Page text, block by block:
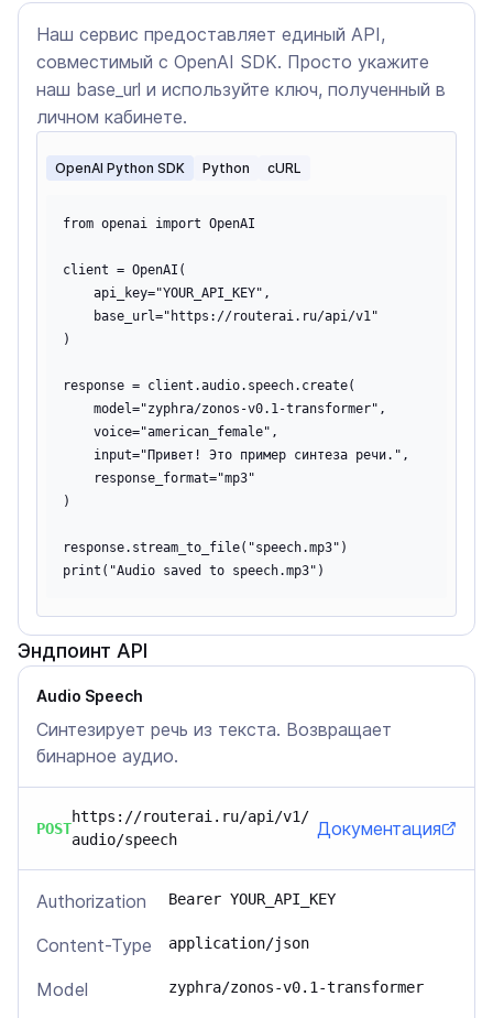
Наш сервис предоставляет единый API,
совместимый с OpenAI SDK. Просто укажите
наш base_url и используйте ключ, полученный в
личном кабинете.
OpenAI Python SDK Python cURL
from openai import OpenAI
client = OpenAI(
    api_key="YOUR_API_KEY",
    base_url="https://routerai.ru/api/v1"
)
response = client.audio.speech.create(
    model="zyphra/zonos-v0.1-transformer",
    voice="american_female",
    input="Привет! Это пример синтеза речи.",
    response_format="mp3"
)
response.stream_to_file("speech.mp3")
Эндпоинт API
Audio Speech
Синтезирует речь из текста. Возвращает
бинарное аудио.
POST
https://routerai.ru/api/v1/
audio/speech
Документация
Authorization Bearer YOUR_API_KEY
Content-Type application/json
Model zyphra/zonos-v0.1-transformer